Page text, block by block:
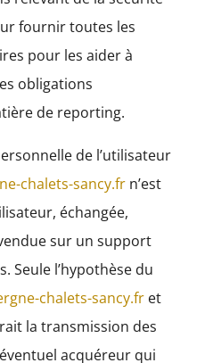
fournir toutes les
pour les aider à
obligations
de reporting.
de l’utilisateur
chalets-sancy.frn’est
échangée,
sur un support
Seule l’hypothèse du
chalets-sancy.fret
la transmission des
acquéreur qui